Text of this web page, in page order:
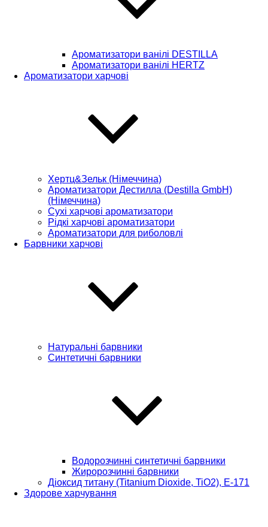
Ароматизатори ванілі DESTILLA
Ароматизатори ванілі HERTZ
Ароматизатори харчові
Хертц&Зельк (Німеччина)
Ароматизатори Дестилла (Destilla GmbH)
(Німеччина)
Сухі харчові ароматизатори
Рідкі харчові ароматизатори
Ароматизатори для риболовлі
Барвники харчові
Натуральні барвники
Синтетичні барвники
Водорозчинні синтетичні барвники
Жиророзчинні барвники
Діоксид титану (Titanium Dioxide, TiO2), Е-171
Здорове харчування